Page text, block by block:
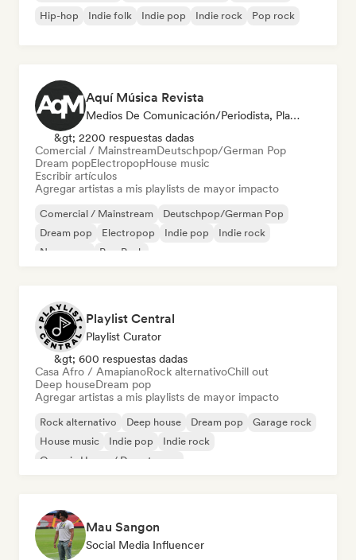
Hip-hop
Indie folk Indie pop Indie rock Pop rock
Aquí Música Revista
Medios De Comunicación/Periodista, Playlist Curator
&gt; 2200 respuestas dadas
Comercial / MainstreamDeutschpop/German Pop
Dream popElectropopHouse music
Escribir artículos
Agregar artistas a mis playlists de mayor impacto
Comercial / Mainstream
Deutschpop/German Pop
Dream pop
Electropop Indie pop
Indie rock
New wave
Pop Punk
Playlist Central
Playlist Curator
&gt; 600 respuestas dadas
Casa Afro / AmapianoRock alternativoChill out
Deep houseDream pop
Agregar artistas a mis playlists de mayor impacto
Rock alternativo Deep house Dream pop
Garage rock
House music
Indie pop
Indie rock
Organic House / Downtempo
Mau Sangon
Social Media Influencer